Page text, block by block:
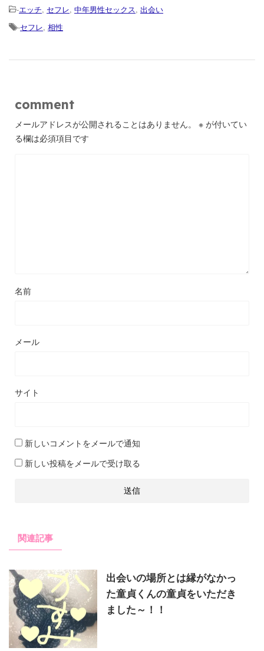
-エッチ, セフレ, 中年男性セックス, 出会い
-セフレ, 相性
comment
メールアドレスが公開されることはありません。 ※ が付いてい
る欄は必須項目です
名前
メール
サイト
新しいコメントをメールで通知
新しい投稿をメールで受け取る
関連記事
出会いの場所とは縁がなかっ
た童貞くんの童貞をいただき
ました～！！